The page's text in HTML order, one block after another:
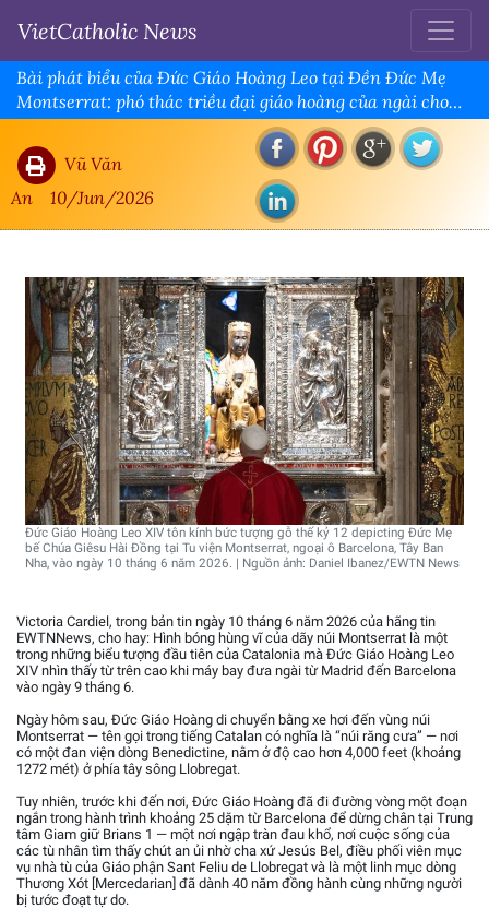
VietCatholic News
Bài phát biểu của Đức Giáo Hoàng Leo tại Đền Đức Mẹ
Montserrat: phó thác triều đại giáo hoàng của ngài cho
Đức Mẹ Montserrat, Xin Mẹ ‘dẫn dắt chúng ta đến với
Chúa Giêsu’
Vũ Văn
An
10/Jun/2026
Đức Giáo Hoàng Leo XIV tôn kính bức tượng gỗ thế kỷ 12 depicting Đức Mẹ
bế Chúa Giêsu Hài Đồng tại Tu viện Montserrat, ngoại ô Barcelona, Tây Ban
Nha, vào ngày 10 tháng 6 năm 2026. | Nguồn ảnh: Daniel Ibanez/EWTN News
Victoria Cardiel, trong bản tin ngày 10 tháng 6 năm 2026 của hãng tin
EWTNNews, cho hay: Hình bóng hùng vĩ của dãy núi Montserrat là một
trong những biểu tượng đầu tiên của Catalonia mà Đức Giáo Hoàng Leo
XIV nhìn thấy từ trên cao khi máy bay đưa ngài từ Madrid đến Barcelona
vào ngày 9 tháng 6.
Ngày hôm sau, Đức Giáo Hoàng di chuyển bằng xe hơi đến vùng núi
Montserrat — tên gọi trong tiếng Catalan có nghĩa là “núi răng cưa” — nơi
có một đan viện dòng Benedictine, nằm ở độ cao hơn 4,000 feet (khoảng
1272 mét) ở phía tây sông Llobregat.
Tuy nhiên, trước khi đến nơi, Đức Giáo Hoàng đã đi đường vòng một đoạn
ngắn trong hành trình khoảng 25 dặm từ Barcelona để dừng chân tại Trung
tâm Giam giữ Brians 1 — một nơi ngập tràn đau khổ, nơi cuộc sống của
các tù nhân tìm thấy chút an ủi nhờ cha xứ Jesús Bel, điều phối viên mục
vụ nhà tù của Giáo phận Sant Feliu de Llobregat và là một linh mục dòng
Thương Xót [Mercedarian] đã dành 40 năm đồng hành cùng những người
bị tước đoạt tự do.